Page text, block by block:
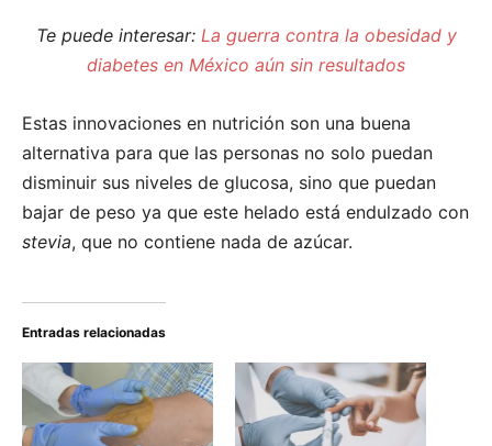
Te puede interesar: La guerra contra la obesidad y
diabetes en México aún sin resultados
Estas innovaciones en nutrición son una buena
alternativa para que las personas no solo puedan
disminuir sus niveles de glucosa, sino que puedan
bajar de peso ya que este helado está endulzado con
stevia, que no contiene nada de azúcar.
Entradas relacionadas